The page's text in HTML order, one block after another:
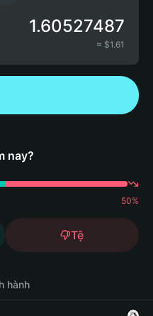
1.60527487
≈ $1.61
nay?
50%
Tệ
hành